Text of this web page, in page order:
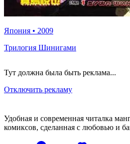
Япония • 2009
Трилогия Шинигами
Тут должна была быть реклама...
Отключить рекламу
Удобная и современная читалка
комиксов, сделанная с любовью и